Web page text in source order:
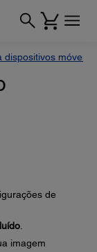
dispositivos móveis
de
imagem